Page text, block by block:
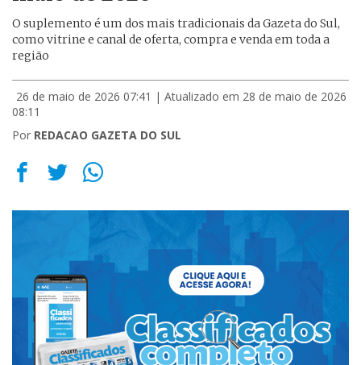
O suplemento é um dos mais tradicionais da Gazeta do Sul,
como vitrine e canal de oferta, compra e venda em toda a
região
26 de maio de 2026 07:41 | Atualizado em 28 de maio de 2026
08:11
Por REDACAO GAZETA DO SUL